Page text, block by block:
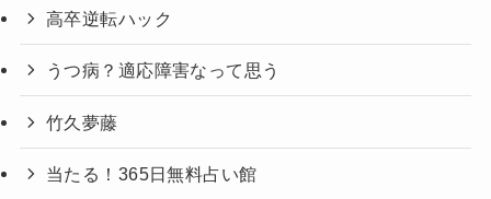
高卒逆転ハック
うつ病？適応障害なって思う
竹久夢藤
当たる！365日無料占い館